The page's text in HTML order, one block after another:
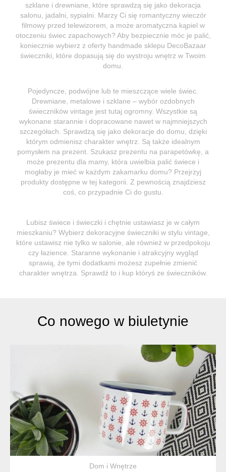
szklane i drewniane, które sprawdzą się jako dekoracja
salonu, jadalni, sypialni. Marzy Ci się romantyczny wieczór
filmowy przed telewizorem, a może aromatyczna kąpiel w
otoczeniu świec zapachowych? Aby bezpiecznie móc je palić,
koniecznie wybierz z oferty handmade sklepu DecoBazaar
świeczniki, które dopasują się do wystroju wnętrz w Twoim
domu.
Pojedyncze, podwójne lub te mieszczące wiele świec.
Drewniane, metalowe i szklane – wybór ozdobnych
świeczników vintage jest tutaj ogromny. Wszystkie są
wykonane starannie i dopracowane nawet w najmniejszych
szczegółach. Sprawdzą się jako dekoracje do domu, dzięki
którym odmienisz charakter wnętrz. Są także idealnym
pomysłem na prezent. Szukasz prezentu na parapetówkę, a
może prezentu dla mamy, która uwielbia palić świece i
mogłaby je mieć w każdym zakamarku domu? Przejrzyj
produkty dostępne w tej kategorii. Z pewnością znajdziesz
coś, co przypadnie Ci do gustu.
Lubisz świece i świeczki i chętnie ustawiasz je w całym
mieszkaniu? Wybierz dekoracyjne świeczniki w stylu vintage,
które ustawisz nie tylko w salonie, ale również w przedpokoju
czy łazience. Staranne wykonanie i atrakcyjny wygląd
sprawią, że tymi dodatkami możesz zupełnie zmienić
charakter wnętrza. Sprawdź to i kup któryś ze świeczników.
Co nowego w biuletynie
Dom i Wnętrze